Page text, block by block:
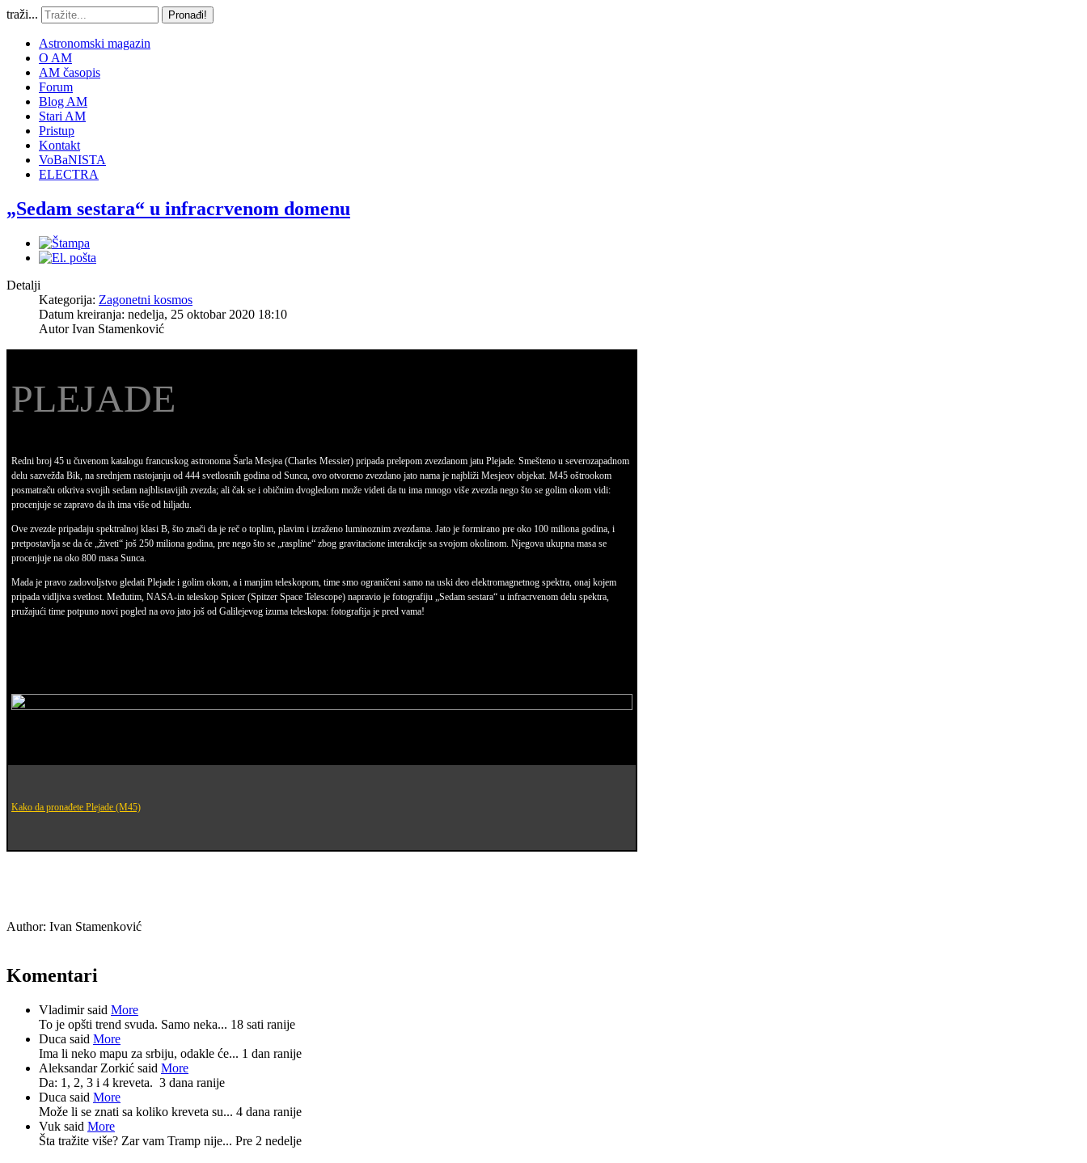
traži... Pronađi!
Astronomski magazin
O AM
AM časopis
Forum
Blog AM
Stari AM
Pristup
Kontakt
VoBaNISTA
ELECTRA
„Sedam sestara“ u infracrvenom domenu
Detalji
Kategorija: Zagonetni kosmos
Datum kreiranja: nedelja, 25 oktobar 2020 18:10
AutorIvan Stamenković
PLEJADE
Redni broj 45 u čuvenom katalogu francuskog astronoma Šarla Mesjea (Charles Messier) pripada prelepom zvezdanom jatu Plejade. Smešteno u severozapadnom
delu sazvežđa Bik, na srednjem rastojanju od 444 svetlosnih godina od Sunca, ovo otvoreno zvezdano jato nama je najbliži Mesjeov objekat. M45 oštrookom
posmatraču otkriva svojih sedam najblistavijih zvezda; ali čak se i običnim dvogledom može videti da tu ima mnogo više zvezda nego što se golim okom vidi:
procenjuje se zapravo da ih ima više od hiljadu.
Ove zvezde pripadaju spektralnoj klasi B, što znači da je reč o toplim, plavim i izraženo luminoznim zvezdama. Jato je formirano pre oko 100 miliona godina, i
pretpostavlja se da će „živeti“ još 250 miliona godina, pre nego što se „raspline“ zbog gravitacione interakcije sa svojom okolinom. Njegova ukupna masa se
procenjuje na oko 800 masa Sunca.
Mada je pravo zadovoljstvo gledati Plejade i golim okom, a i manjim teleskopom, time smo ograničeni samo na uski deo elektromagnetnog spektra, onaj kojem
pripada vidljiva svetlost. Međutim, NASA-in teleskop Spicer (Spitzer Space Telescope) napravio je fotografiju „Sedam sestara“ u infracrvenom delu spektra,
pružajući time potpuno novi pogled na ovo jato još od Galilejevog izuma teleskopa: fotografija je pred vama!
Kako da pronađete Plejade (M45)
Author: Ivan Stamenković
Komentari
Vladimir said More
To je opšti trend svuda. Samo neka... 18 sati ranije
Duca said More
Ima li neko mapu za srbiju, odakle će... 1 dan ranije
Aleksandar Zorkić said More
Da: 1, 2, 3 i 4 kreveta. 3 dana ranije
Duca said More
Može li se znati sa koliko kreveta su... 4 dana ranije
Vuk said More
Šta tražite više? Zar vam Tramp nije... Pre 2 nedelje